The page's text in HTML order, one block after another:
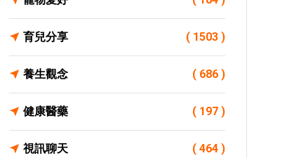
育兒分享 ( 1503 )
養生觀念 ( 686 )
健康醫藥 ( 197 )
視訊聊天 ( 464 )